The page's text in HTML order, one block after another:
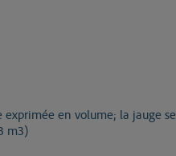
en volume; la jauge se
m3)